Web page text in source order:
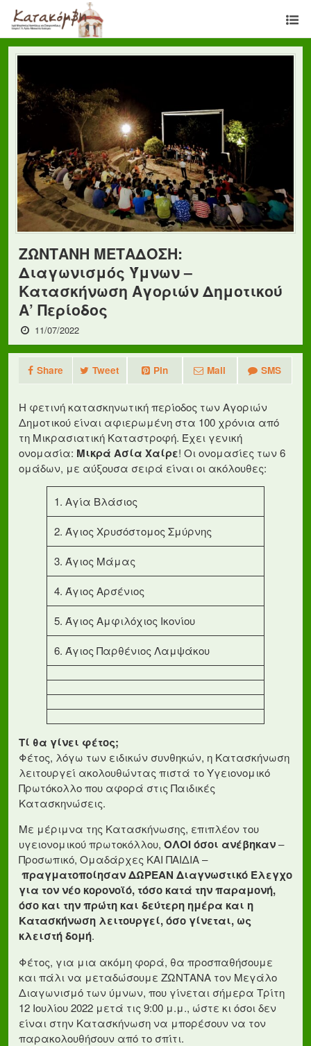
ΖΩΝΤΑΝΗ ΜΕΤΑΔΟΣΗ:
Διαγωνισμός Ύμνων –
Κατασκήνωση Αγοριών Δημοτικού
Α’ Περίοδος
11/07/2022
Share Tweet Pin Mail SMS
Η φετινή κατασκηνωτική περίοδος των Αγοριών
Δημοτικού είναι αφιερωμένη στα 100 χρόνια από
τη Μικρασιατική Καταστροφή. Έχει γενική
ονομασία: Μικρά Ασία Χαίρε! Οι ονομασίες των 6
ομάδων, με αύξουσα σειρά είναι οι ακόλουθες:
1. Αγία Βλάσιος
2. Άγιος Χρυσόστομος Σμύρνης
3. Άγιος Μάμας
4. Άγιος Αρσένιος
5. Άγιος Αμφιλόχιος Ικονίου
6. Άγιος Παρθένιος Λαμψάκου
Τί θα γίνει φέτος;
Φέτος, λόγω των ειδικών συνθηκών, η Κατασκήνωση
λειτουργεί ακολουθώντας πιστά το Υγειονομικό
Πρωτόκολλο που αφορά στις Παιδικές
Κατασκηνώσεις.
Με μέριμνα της Κατασκήνωσης, επιπλέον του
υγειονομικού πρωτοκόλλου, ΟΛΟΙ όσοι ανέβηκαν–
Προσωπικό, Ομαδάρχες ΚΑΙ ΠΑΙΔΙΑ –
πραγματοποίησαν ΔΩΡΕΑΝ Διαγνωστικό Έλεγχο
για τον νέο κορονοϊό, τόσο κατά την παραμονή,
όσο και την πρώτη και δεύτερη ημέρα και η
Κατασκήνωση λειτουργεί, όσο γίνεται, ως
κλειστή δομή.
Φέτος, για μια ακόμη φορά, θα προσπαθήσουμε
και πάλι να μεταδώσουμε ΖΩΝΤΑΝΑ τον Μεγάλο
Διαγωνισμό των ύμνων, που γίνεται σήμερα Τρίτη
12 Ιουλίου 2022 μετά τις 9:00 μ.μ., ώστε κι όσοι δεν
είναι στην Κατασκήνωση να μπορέσουν να τον
παρακολουθήσουν από το σπίτι.